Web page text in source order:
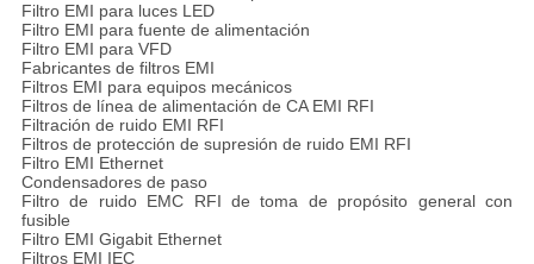
Filtro EMI para luces LED
Filtro EMI para fuente de alimentación
Filtro EMI para VFD
Fabricantes de filtros EMI
Filtros EMI para equipos mecánicos
Filtros de línea de alimentación de CA EMI RFI
Filtración de ruido EMI RFI
Filtros de protección de supresión de ruido EMI RFI
Filtro EMI Ethernet
Condensadores de paso
Filtro de ruido EMC RFI de toma de propósito general con
fusible
Filtro EMI Gigabit Ethernet
Filtros EMI IEC